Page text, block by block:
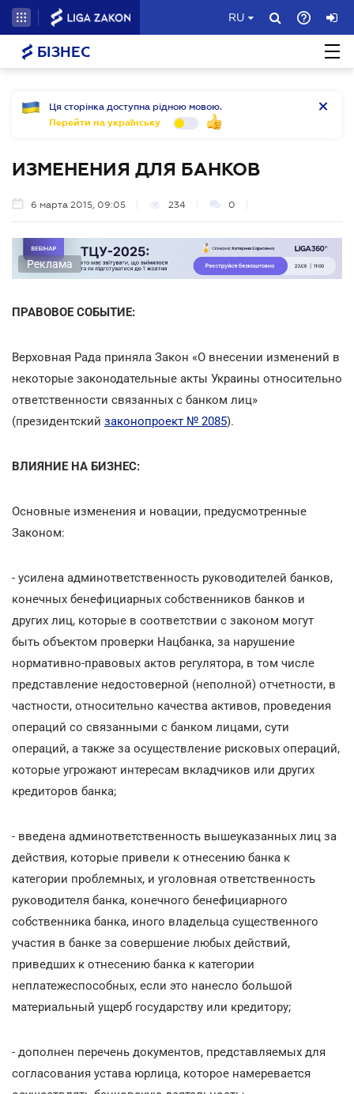
RU
БІЗНЕС
Ця сторінка доступна рідною мовою.
Перейти на українську
ИЗМЕНЕНИЯ ДЛЯ БАНКОВ
6 марта 2015, 09:05 234 0
Реклама
ПРАВОВОЕ СОБЫТИЕ:
Верховная Рада приняла Закон «О внесении изменений в
некоторые законодательные акты Украины относительно
ответственности связанных с банком лиц»
(президентский законопроект № 2085).
ВЛИЯНИЕ НА БИЗНЕС:
Основные изменения и новации, предусмотренные
Законом:
- усилена админответственность руководителей банков,
конечных бенефициарных собственников банков и
других лиц, которые в соответствии с законом могут
быть объектом проверки Нацбанка, за нарушение
нормативно-правовых актов регулятора, в том числе
представление недостоверной (неполной) отчетности, в
частности, относительно качества активов, проведения
операций со связанными с банком лицами, сути
операций, а также за осуществление рисковых операций,
которые угрожают интересам вкладчиков или других
кредиторов банка;
- введена админответственность вышеуказанных лиц за
действия, которые привели к отнесению банка к
категории проблемных, и уголовная ответственность
руководителя банка, конечного бенефициарного
собственника банка, иного владельца существенного
участия в банке за совершение любых действий,
приведших к отнесению банка к категории
неплатежеспособных, если это нанесло большой
материальный ущерб государству или кредитору;
- дополнен перечень документов, представляемых для
согласования устава юрлица, которое намеревается